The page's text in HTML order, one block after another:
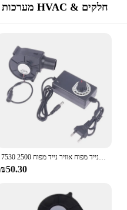
מערכות HVAC & חלקים
7530 מריחה מתכת נייד מפוח אוויר נייד מפוח 2500r צנטריפוגלי אוויר קריר מאוורר bbq
₪50.30